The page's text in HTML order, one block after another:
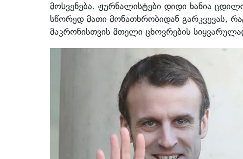
მოსვენება. ჟურნალისტები დიდი ხანია
სწორედ მათი მონათხრობიდან გარკვევას,
მაკრონისთვის მთელი ცხოვრების